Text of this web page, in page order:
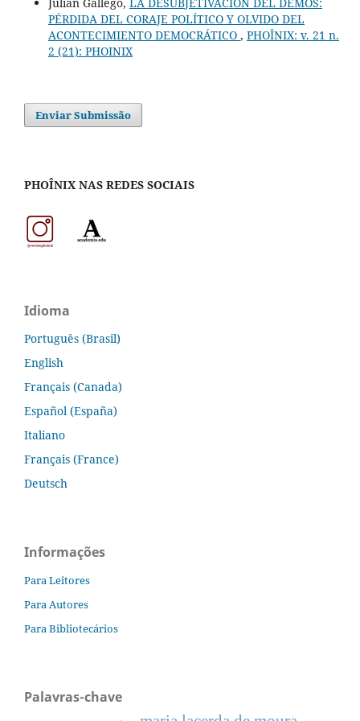
PÉRDIDA DEL CORAJE POLÍTICO Y OLVIDO DEL
ACONTECIMIENTO DEMOCRÁTICO , PHOÎNIX: v. 21 n.
2 (21): PHOINIX
Enviar Submissão
PHOÎNIX NAS REDES SOCIAIS
Idioma
Português (Brasil)
English
Français (Canada)
Español (España)
Italiano
Français (France)
Deutsch
Informações
Para Leitores
Para Autores
Para Bibliotecários
Palavras-chave